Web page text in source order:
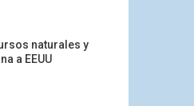
naturales y
a EEUU